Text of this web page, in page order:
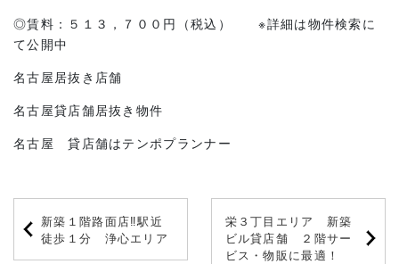
◎賃料：５１３，７００円（税込） ※詳細は物件検索に
て公開中
名古屋居抜き店舗
名古屋貸店舗居抜き物件
名古屋 貸店舗はテンポプランナー
新築１階路面店‼駅近
徒歩１分 浄心エリア
栄３丁目エリア 新築
ビル貸店舗 ２階サー
ビス・物販に最適！